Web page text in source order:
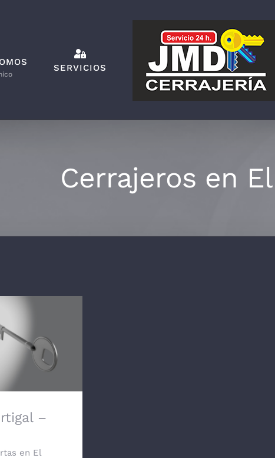
SERVICIOS
Cerrajeros en
608 217
–
en El